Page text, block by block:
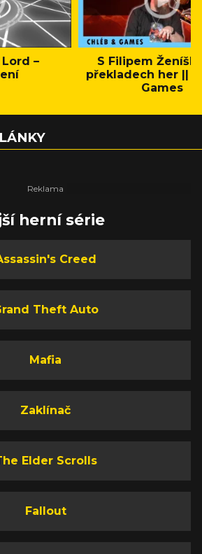
–
S Filipem
překladech her ||
Games
herní série
Creed
Theft Auto
Mafia
Zaklínač
Elder Scrolls
Fallout